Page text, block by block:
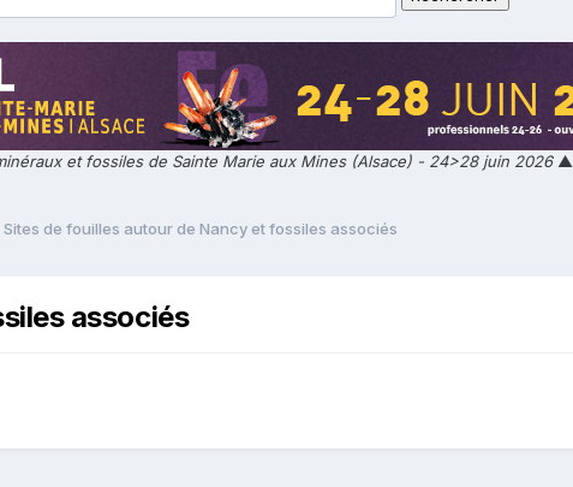
et fossiles de Sainte Marie aux Mines (Alsace) - 24>28 juin 2026▲
Sites de fouilles autour de Nancy et fossiles associés
associés